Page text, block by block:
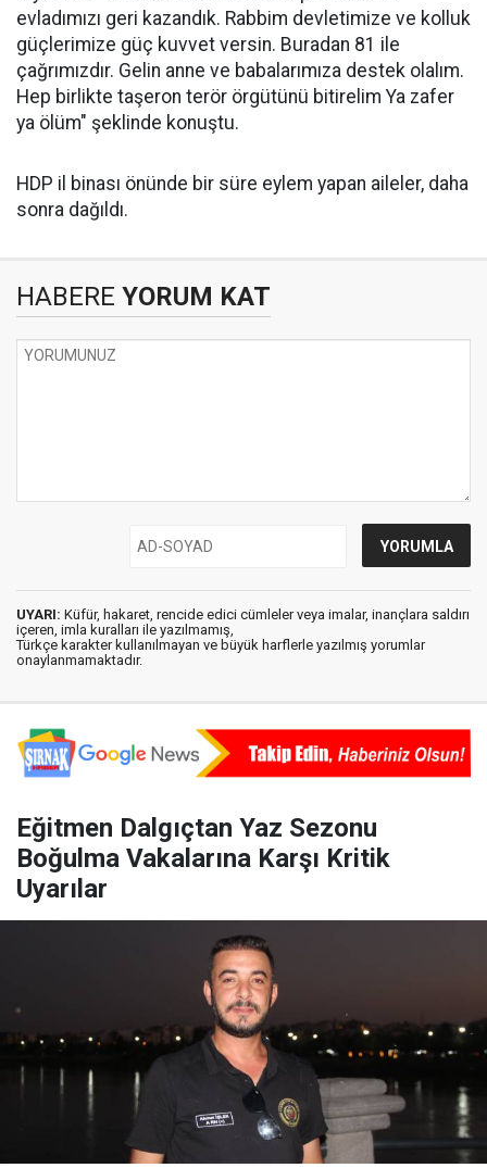
evladımızı geri kazandık. Rabbim devletimize ve kolluk
güçlerimize güç kuvvet versin. Buradan 81 ile
çağrımızdır. Gelin anne ve babalarımıza destek olalım.
Hep birlikte taşeron terör örgütünü bitirelim Ya zafer
ya ölüm" şeklinde konuştu.
HDP il binası önünde bir süre eylem yapan aileler, daha
sonra dağıldı.
HABERE YORUM KAT
UYARI: Küfür, hakaret, rencide edici cümleler veya imalar, inançlara saldırı
içeren, imla kuralları ile yazılmamış,
Türkçe karakter kullanılmayan ve büyük harflerle yazılmış yorumlar
onaylanmamaktadır.
Eğitmen Dalgıçtan Yaz Sezonu
Boğulma Vakalarına Karşı Kritik
Uyarılar